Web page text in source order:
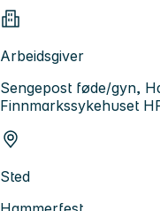
Arbeidsgiver
Sengepost føde/gyn,
Finnmarkssykehuset
Sted